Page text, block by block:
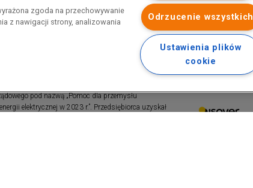
pod nazwą „Pomoc dla przemysłu
elektrycznej w 2023 r.”. Przedsiębiorca uzyskał
zgoda na przechowywanie
z nawigacji strony, analizowania
Odrzucenie wszystkich
Ustawienia plików
cookie